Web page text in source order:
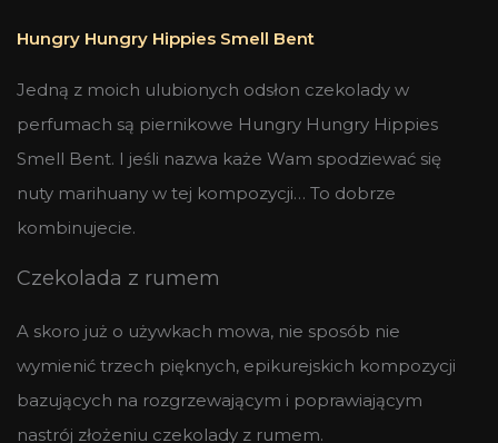
Hungry Hungry Hippies Smell Bent
Jedną z moich ulubionych odsłon czekolady w
perfumach są piernikowe Hungry Hungry Hippies
Smell Bent. I jeśli nazwa każe Wam spodziewać się
nuty marihuany w tej kompozycji… To dobrze
kombinujecie.
Czekolada z rumem
A skoro już o używkach mowa, nie sposób nie
wymienić trzech pięknych, epikurejskich kompozycji
bazujących na rozgrzewającym i poprawiającym
nastrój złożeniu czekolady z rumem.